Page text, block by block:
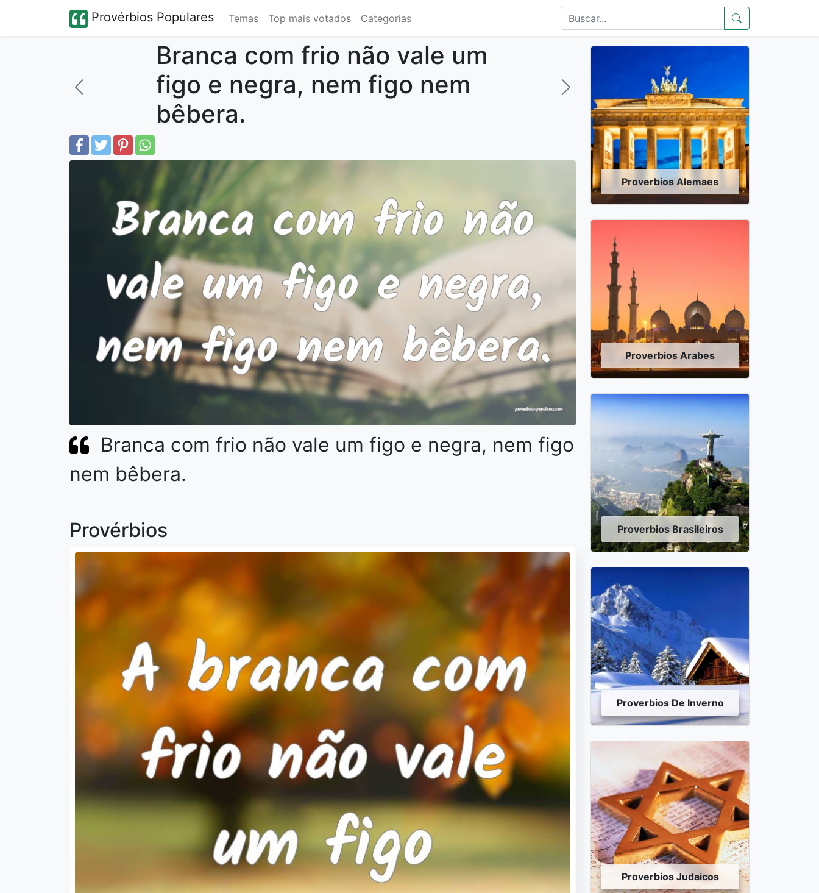
Provérbios Populares Temas Top mais votados Categorias
Branca com frio não vale um
figo e negra, nem figo nem
bêbera.
Branca com frio não vale um figo e negra, nem figo
nem bêbera.
Provérbios
Proverbios Alemaes
Proverbios Arabes
Proverbios Brasileiros
Proverbios De Inverno
Proverbios Judaicos